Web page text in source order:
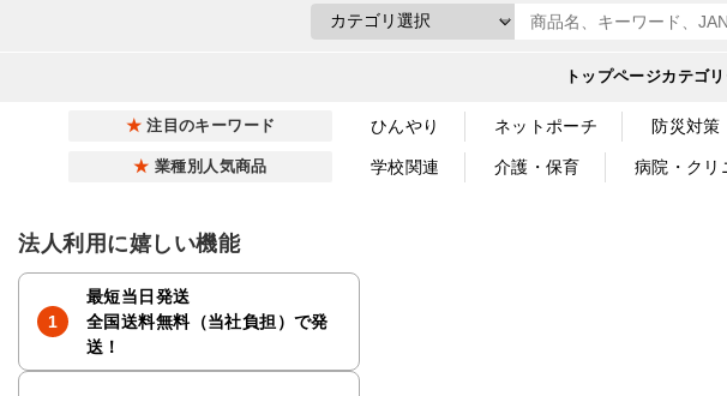
トップページカテゴ
注目のキーワード ひんやり ネットポーチ 防災対策
業種別人気商品 学校関連 介護・保育 病院・クリ
法人利用に嬉しい機能
最短当日発送
全国送料無料（当社負担）で発
送！